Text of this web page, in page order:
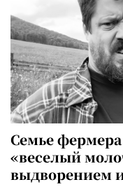
Семье
«веселый
выдворением